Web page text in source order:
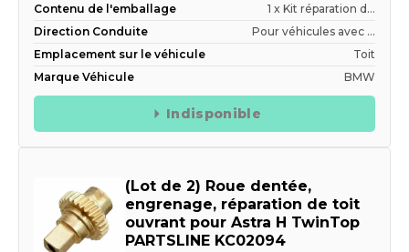
Contenu de l'emballage
1 x Kit réparation d...
Direction Conduite
Pour véhicules avec ...
Emplacement sur le véhicule
Toit
Marque Véhicule
BMW
Indisponible
(Lot de 2) Roue dentée,
engrenage, réparation de toit
ouvrant pour Astra H TwinTop
PARTSLINE KC02094